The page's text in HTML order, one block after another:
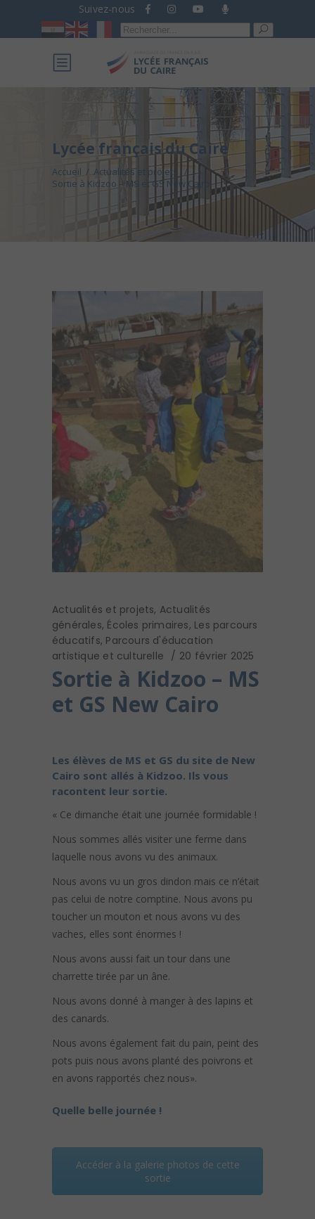
Suivez-nous
Recherche
pour :
Lycée français du Caire
Accueil / Actualités et projets
/
Sortie à Kidzoo – MS et GS New Cairo
Actualités et projets, Actualités
générales, Écoles primaires, Les parcours
éducatifs, Parcours d'éducation
artistique et culturelle
20 février 2025
Sortie à Kidzoo – MS
et GS New Cairo
Les élèves de MS et GS du site de New
Cairo sont allés à Kidzoo. Ils vous
racontent leur sortie.
« Ce dimanche était une journée formidable !
Nous sommes allés visiter une ferme dans
laquelle nous avons vu des animaux.
Nous avons vu un gros dindon mais ce n’était
pas celui de notre comptine. Nous avons pu
toucher un mouton et nous avons vu des
vaches, elles sont énormes !
Nous avons aussi fait un tour dans une
charrette tirée par un âne.
Nous avons donné à manger à des lapins et
des canards.
Nous avons également fait du pain, peint des
pots puis nous avons planté des poivrons et
en avons rapportés chez nous».
Quelle belle journée !
Accéder à la galerie photos de cette
sortie